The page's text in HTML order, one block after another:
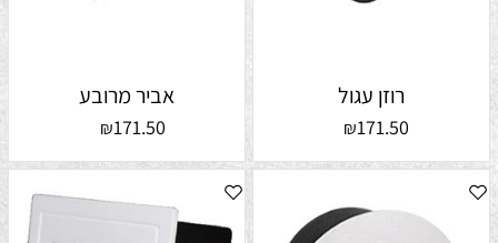
רוזן עגול
₪171.50
אביר מרובע
₪171.50